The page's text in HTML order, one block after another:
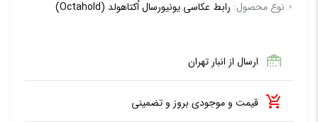
نوع محصول: رابط عکاسی یونیورسال اُکتاهولد (Octahold)
ارسال از انبار تهران
قیمت و موجودی بروز و تضمینی